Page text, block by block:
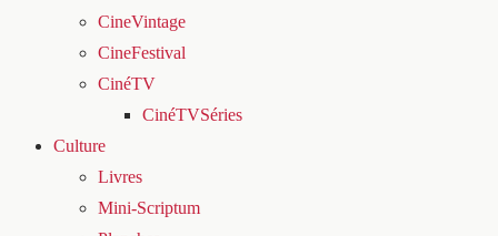
CineVintage
CineFestival
CinéTV
CinéTVSéries
Culture
Livres
Mini-Scriptum